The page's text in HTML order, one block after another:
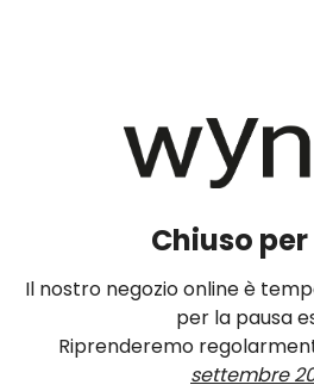
Chiuso
Il nostro negozio online è
per la pausa
Riprenderemo
settembre